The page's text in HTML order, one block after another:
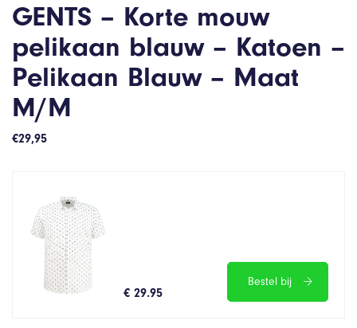
GENTS – Korte mouw
pelikaan blauw – Katoen –
Pelikaan Blauw – Maat
M/M
€29,95
€ 29.95
Bestel bij